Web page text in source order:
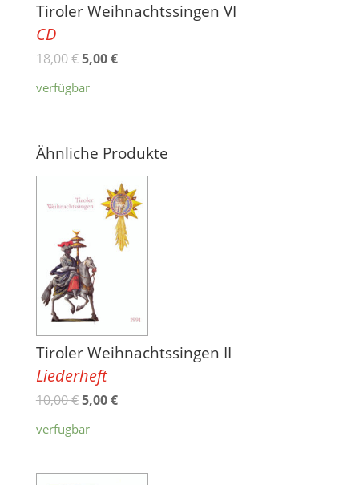
Tiroler Weihnachtssingen VI
CD
18,00€5,00€
verfügbar
Ähnliche Produkte
Tiroler Weihnachtssingen II
Liederheft
10,00€5,00€
verfügbar